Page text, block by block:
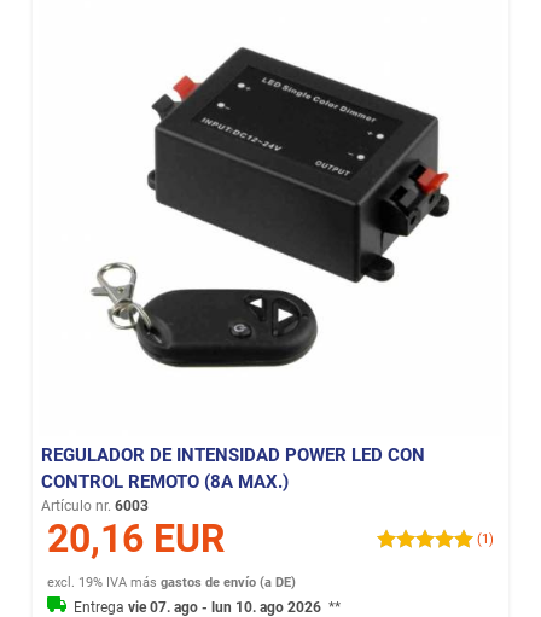
REGULADOR DE INTENSIDAD POWER LED CON
CONTROL REMOTO (8A MAX.)
Artículo nr. 6003
20,16 EUR (1)
excl. 19% IVA másgastos de envío (a DE)
Entregavie 07. ago - lun 10. ago 2026 **